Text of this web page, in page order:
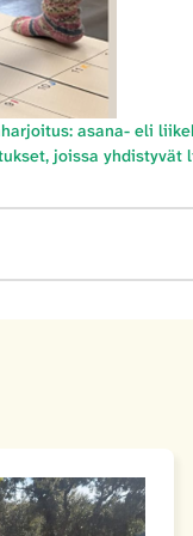
asana- eli
joissa